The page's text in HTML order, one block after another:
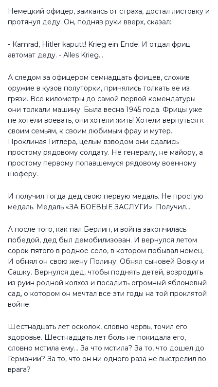
Немецкий офицер, заикаясь от страха, достал листовку и
протянул деду. Он, подняв руки вверх, сказал:
- Кamrad, Hitler kaputt! Krieg ein Ende. И отдал фриц
автомат деду. - Аlles Krieg…
А следом за офицером семнадцать фрицев, сложив
оружие в кузов полуторки, принялись толкать ее из
грязи. Все километры до самой первой комендатуры
они толкали машину. Была весна 1945 года. Фрицы уже
не хотели воевать, они хотели жить! Хотели вернуться к
своим семьям, к своим любимым фрау и мутер.
Проклиная Гитлера, целым взводом они сдались
простому рядовому солдату. Не генералу, не майору, а
простому первому попавшемуся рядовому военному
шоферу.
И получил тогда дед свою первую медаль. Не простую
медаль. Медаль «ЗА БОЕВЫЕ ЗАСЛУГИ». Получил...
А после того, как пал Берлин, и война закончилась
победой, дед был демобилизован. И вернулся летом
сорок пятого в родное село, в котором побывал немец.
И обнял он свою жену Полину. Обнял сыновей Вовку и
Сашку. Вернулся дед, чтобы поднять детей, возродить
из руин родной колхоз и посадить огромный яблоневый
сад, о котором он мечтал все эти годы на той проклятой
войне.
Шестнадцать лет осколок, словно червь, точил его
здоровье. Шестнадцать лет боль не покидала его,
словно мстила ему… За что мстила? За то, что дошел до
Германии? За то, что он ни одного раза не выстрелил во
врага?